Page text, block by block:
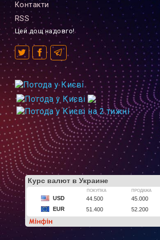
Контакти
RSS
Цей дощ надовго!